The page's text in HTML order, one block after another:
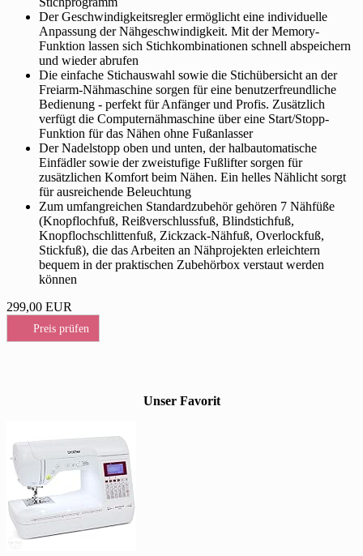
Der Geschwindigkeitsregler ermöglicht eine individuelle
Anpassung der Nähgeschwindigkeit. Mit der Memory-
Funktion lassen sich Stichkombinationen schnell abspeichern
und wieder abrufen
Die einfache Stichauswahl sowie die Stichübersicht an der
Freiarm-Nähmaschine sorgen für eine benutzerfreundliche
Bedienung - perfekt für Anfänger und Profis. Zusätzlich
verfügt die Computernähmaschine über eine Start/Stopp-
Funktion für das Nähen ohne Fußanlasser
Der Nadelstopp oben und unten, der halbautomatische
Einfädler sowie der zweistufige Fußlifter sorgen für
zusätzlichen Komfort beim Nähen. Ein helles Nählicht sorgt
für ausreichende Beleuchtung
Zum umfangreichen Standardzubehör gehören 7 Nähfüße
(Knopflochfuß, Reißverschlussfuß, Blindstichfuß,
Knopflochschlittenfuß, Zickzack-Nähfuß, Overlockfuß,
Stickfuß), die das Arbeiten an Nähprojekten erleichtern
bequem in der praktischen Zubehörbox verstaut werden
können
299,00 EUR
Preis prüfen
Unser Favorit